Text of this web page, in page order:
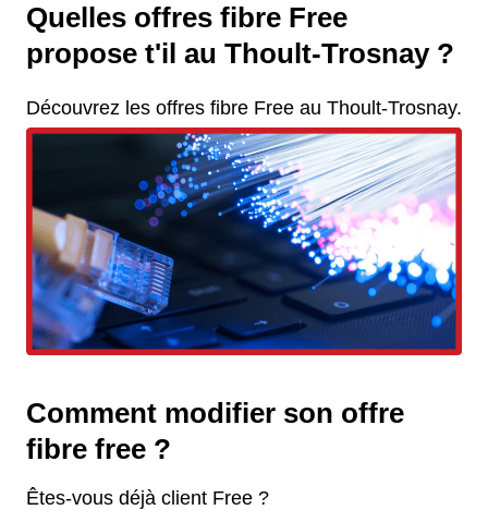
Quelles offres fibre Free
propose t'il au Thoult-Trosnay ?
Découvrez les offres fibre Free au Thoult-Trosnay.
Comment modifier son offre
fibre free ?
Êtes-vous déjà client Free ?